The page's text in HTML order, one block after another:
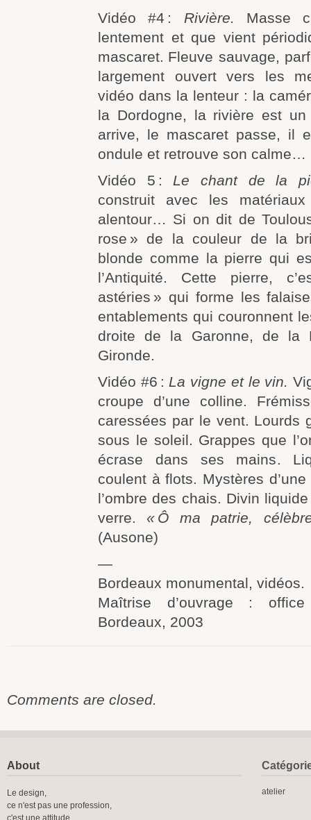
Vidéo #4 : Rivière. Masse
lentement et que vient
mascaret. Fleuve sauvage,
largement ouvert vers les
vidéo dans la lenteur : la
la Dordogne, la rivière est
arrive, le mascaret passe, il
ondule et retrouve son calme…
Vidéo 5 : Le chant de la
construit avec les
alentour… Si on dit de
rose » de la couleur de la
blonde comme la pierre qui
l’Antiquité. Cette pierre,
astéries » qui forme les
entablements qui couronnent
droite de la Garonne, de la
Gironde.
Vidéo #6 : La vigne et le vin.
croupe d’une colline.
caressées par le vent. Lourds
sous le soleil. Grappes que
écrase dans ses mains.
coulent à flots. Mystères
l’ombre des chais. Divin
verre.« Ô ma patrie,
(Ausone)
—
Bordeaux monumental, vidéos.
Maîtrise d’ouvrage :
Bordeaux, 2003
Comments are closed.
About
Le design,
ce n'est pas une profession,
c'est une attitude.
atelier